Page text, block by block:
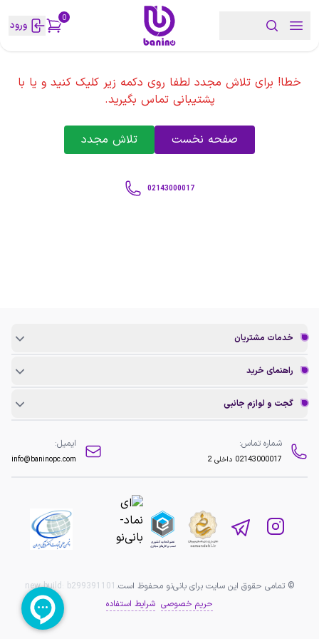
0 ورود
خطا! برای تلاش مجدد لطفا روی دکمه زیر کلیک کنید و یا با
پشتیبانی تماس بگیرید.
صفحه نخست تلاش مجدد
02143000017
خدمات مشتریان
راهنمای خرید
گجت و لوازم جانبی
شماره تماس:
02143000017 داخلی 2
ایمیل:
info@baninopc.com
© تمامی حقوق این سایت برای بانی‌نو محفوظ است. new build: b299391101
حریم خصوصی شرایط استفاده